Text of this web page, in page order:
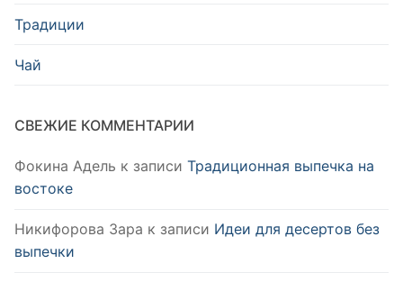
Традиции
Чай
СВЕЖИЕ КОММЕНТАРИИ
Фокина Адель к записи Традиционная выпечка на
востоке
Никифорова Зара к записи Идеи для десертов без
выпечки